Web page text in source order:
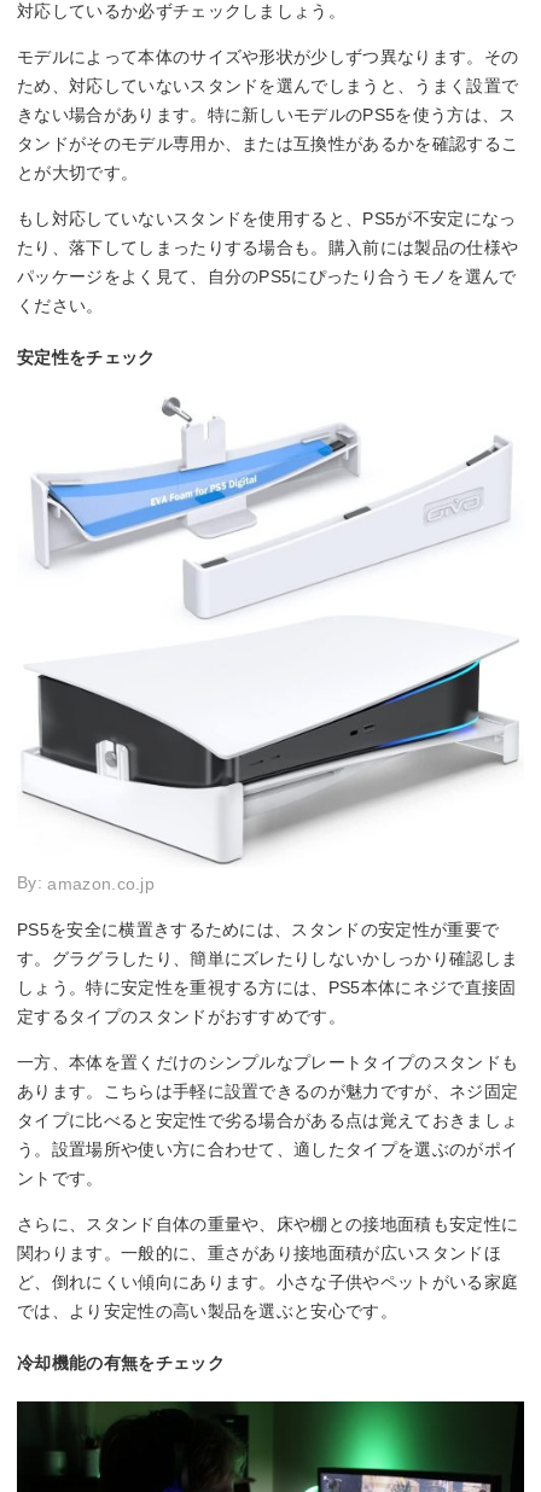
対応しているか必ずチェックしましょう。
モデルによって本体のサイズや形状が少しずつ異なります。その
ため、対応していないスタンドを選んでしまうと、うまく設置で
きない場合があります。特に新しいモデルのPS5を使う方は、ス
タンドがそのモデル専用か、または互換性があるかを確認するこ
とが大切です。
もし対応していないスタンドを使用すると、PS5が不安定になっ
たり、落下してしまったりする場合も。購入前には製品の仕様や
パッケージをよく見て、自分のPS5にぴったり合うモノを選んで
ください。
安定性をチェック
By:amazon.co.jp
PS5を安全に横置きするためには、スタンドの安定性が重要で
す。グラグラしたり、簡単にズレたりしないかしっかり確認しま
しょう。特に安定性を重視する方には、PS5本体にネジで直接固
定するタイプのスタンドがおすすめです。
一方、本体を置くだけのシンプルなプレートタイプのスタンドも
あります。こちらは手軽に設置できるのが魅力ですが、ネジ固定
タイプに比べると安定性で劣る場合がある点は覚えておきましょ
う。設置場所や使い方に合わせて、適したタイプを選ぶのがポイ
ントです。
さらに、スタンド自体の重量や、床や棚との接地面積も安定性に
関わります。一般的に、重さがあり接地面積が広いスタンドほ
ど、倒れにくい傾向にあります。小さな子供やペットがいる家庭
では、より安定性の高い製品を選ぶと安心です。
冷却機能の有無をチェック